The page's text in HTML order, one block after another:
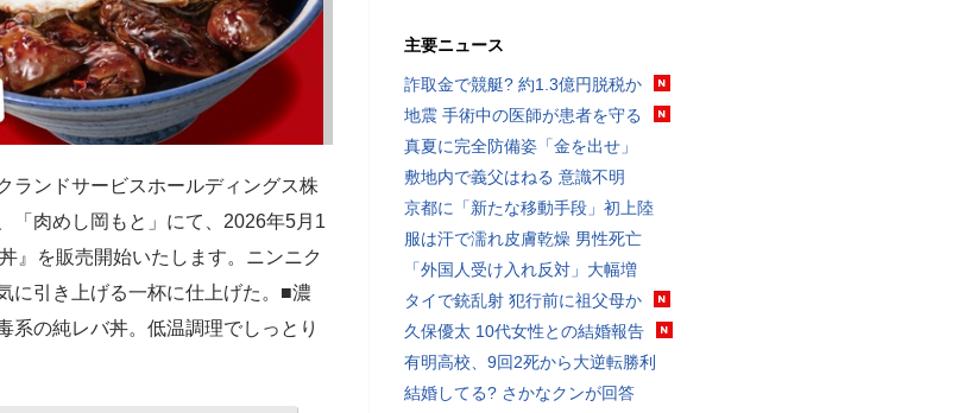
ランドサービスホールディングス株
「肉めし岡もと」にて、2026年5月1
』を販売開始いたします。ニンニク
に引き上げる一杯に仕上げた。■濃
系の純レバ丼。低温調理でしっとり
主要ニュース
詐取金で競艇? 約1.3億円脱税か
地震 手術中の医師が患者を守る
真夏に完全防備姿「金を出せ」
敷地内で義父はねる 意識不明
京都に「新たな移動手段」初上陸
服は汗で濡れ皮膚乾燥 男性死亡
「外国人受け入れ反対」大幅増
タイで銃乱射 犯行前に祖父母か
久保優太 10代女性との結婚報告
有明高校、9回2死から大逆転勝利
結婚してる? さかなクンが回答